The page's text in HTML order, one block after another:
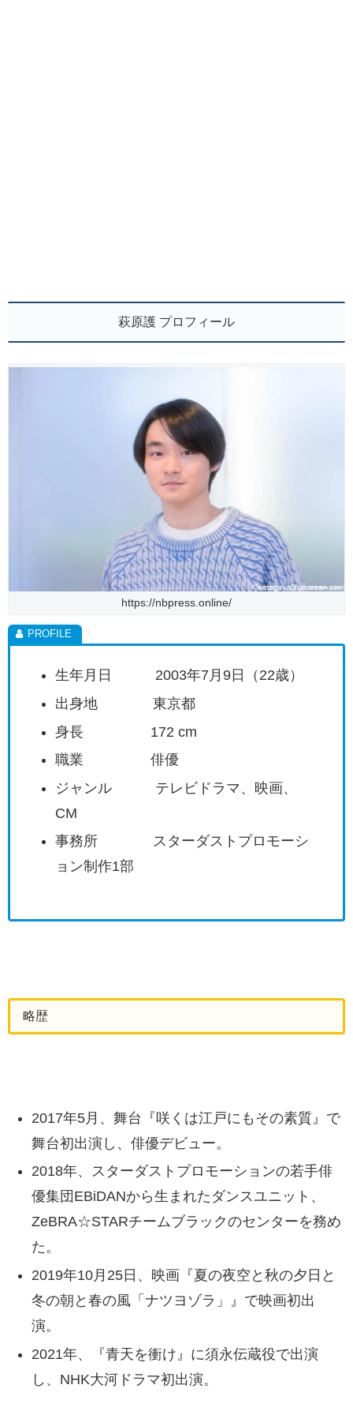
萩原護 プロフィール
https://nbpress.online/
生年月日 2003年7月9日（22歳）
出身地 東京都
身長 172 cm
職業 俳優
ジャンル テレビドラマ、映画、
CM
事務所 スターダストプロモーシ
ョン制作1部
略歴
2017年5月、舞台『咲くは江戸にもその素質』で
舞台初出演し、俳優デビュー。
2018年、スターダストプロモーションの若手俳
優集団EBiDANから生まれたダンスユニット、
ZeBRA☆STARチームブラックのセンターを務め
た。
2019年10月25日、映画『夏の夜空と秋の夕日と
冬の朝と春の風「ナツヨゾラ」』で映画初出
演。
2021年、『青天を衝け』に須永伝蔵役で出演
し、NHK大河ドラマ初出演。